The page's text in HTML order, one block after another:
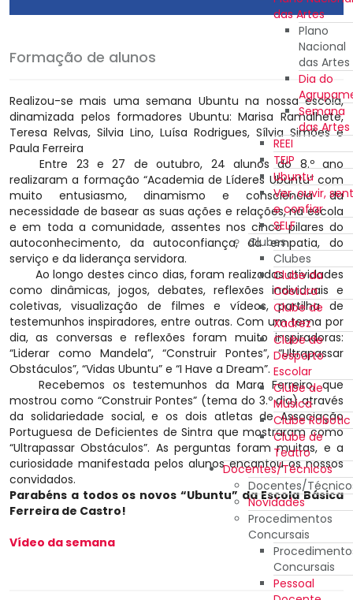
das Artes
Plano
Nacional
das Artes
Dia do
Semana
das Artes
REEI
TEIP
Ubuntu
Ver, ouvir,
e confiar
SELF
Clubes
Clubes
Clube da
Costura
Clube de
Xadrez
Clube de
Desporto
Escolar
Clube de
Música
Clube Robotic
Clube de
Teatro
Docentes/Técnicos
Docentes/
Novidades
Procedimentos
Concursais
Concursais
Pessoal
Formação de alunos
Realizou-se mais uma semana Ubuntu na nossa escola,
dinamizada pelos formadores Ubuntu: Marisa Ramalhete,
Teresa Relvas, Silvia Lino, Luísa Rodrigues, Sílvia Simões e
Paula Ferreira
Entre 23 e 27 de outubro, 24 alunos do 8.º ano
realizaram a formação “Academia de Líderes Ubuntu” com
muito entusiasmo, dinamismo e consciência da
necessidade de basear as suas ações e relações, na escola
e em toda a comunidade, assentes nos cinco pilares do
autoconhecimento, da autoconfiança, da empatia, do
serviço e da liderança servidora.
Ao longo destes cinco dias, foram realizadas atividades
como dinâmicas, jogos, debates, reflexões individuais e
coletivas, visualização de filmes e vídeos, partilha de
testemunhos inspiradores, entre outras. Com um tema por
dia, as conversas e reflexões foram muito inspiradoras:
“Liderar como Mandela”, “Construir Pontes”, “Ultrapassar
Obstáculos”, “Vidas Ubuntu” e “I Have a Dream”.
Recebemos os testemunhos da Mara Ferreiro, que
mostrou como “Construir Pontes” (tema do 3.º dia) através
da solidariedade social, e os dois atletas de Associação
Portuguesa de Deficientes de Sintra que mostraram como
“Ultrapassar Obstáculos”. As perguntas foram muitas, e a
curiosidade manifestada pelos alunos encantou os nossos
convidados.
Parabéns a todos os novos “Ubuntu” da Escola Básica
Ferreira de Castro!
Vídeo da semana